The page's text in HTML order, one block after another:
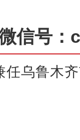
微信号
任乌鲁木